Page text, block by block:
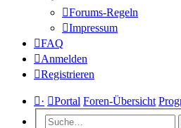
Forums-Regeln
Impressum
FAQ
Anmelden
Registrieren
· Portal Foren-Übersicht